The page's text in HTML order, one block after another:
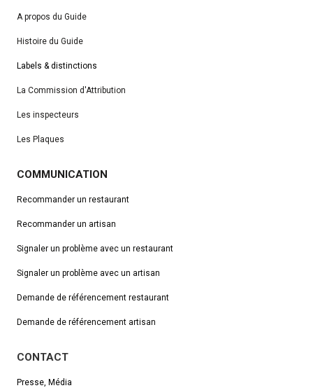
A propos du Guide
Histoire du Guide
Labels & distinctions
La Commission d'Attribution
Les inspecteurs
Les Plaques
COMMUNICATION
Recommander un restaurant
Recommander un artisan
Signaler un problème avec un restaurant
Signaler un problème avec un artisan
Demande de référencement restaurant
Demande de référencement artisan
CONTACT
Presse, Média